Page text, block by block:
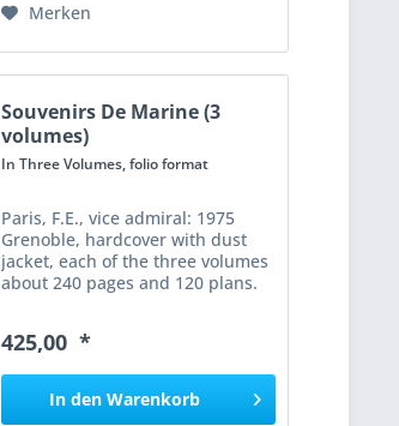
Merken
Souvenirs De Marine (3
volumes)
In Three Volumes, folio format
Paris, F.E., vice admiral: 1975
Grenoble, hardcover with dust
jacket, each of the three volumes
about 240 pages and 120 plans.
528 of 1700 copies. A
comprehensive...
425,00 *
In den Warenkorb